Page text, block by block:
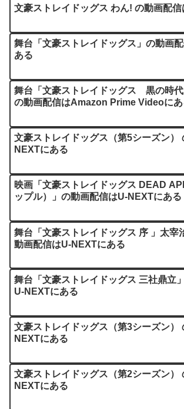
文豪ストレイドッグス わん! の動画配
舞台「文豪ストレイドッグス」の動画
ある
舞台「文豪ストレイドッグス 黒の時
の動画配信はAmazon Prime Videoにあ
文豪ストレイドッグス（第5シーズン）
NEXTにある
映画「文豪ストレイドッグス DEAD
ップル）」の動画配信はU-NEXTにある
舞台「文豪ストレイドッグス 序 」太宰
動画配信はU-NEXTにある
舞台「文豪ストレイドッグス 三社鼎立
U-NEXTにある
文豪ストレイドッグス（第3シーズン）
NEXTにある
文豪ストレイドッグス（第2シーズン）
NEXTにある